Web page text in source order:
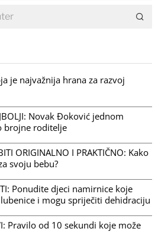
je najvažnija hrana za razvoj
Novak Đoković jednom
brojne roditelje
ORIGINALNO I PRAKTIČNO: Kako
svoju bebu?
Ponudite djeci namirnice koje
i mogu spriječiti dehidraciju
Pravilo od 10 sekundi koje može